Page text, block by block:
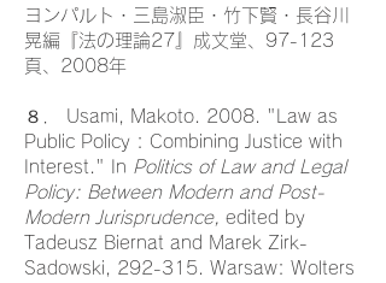
ヨンパルト・三島淑臣・竹下賢・長谷川
晃編『法の理論27』成文堂、97-123
頁、2008年
８． Usami, Makoto. 2008. "Law as
Public Policy : Combining Justice with
Interest." In Politics of Law and Legal
Policy: Between Modern and Post-
Modern Jurisprudence, edited by
Tadeusz Biernat and Marek Zirk-
Sadowski, 292-315. Warsaw: Wolters